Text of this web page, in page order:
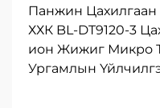
Панжин Цахилгаан
ХХК BL-DT9120-3
ион Жижиг Микро
Ургамлын